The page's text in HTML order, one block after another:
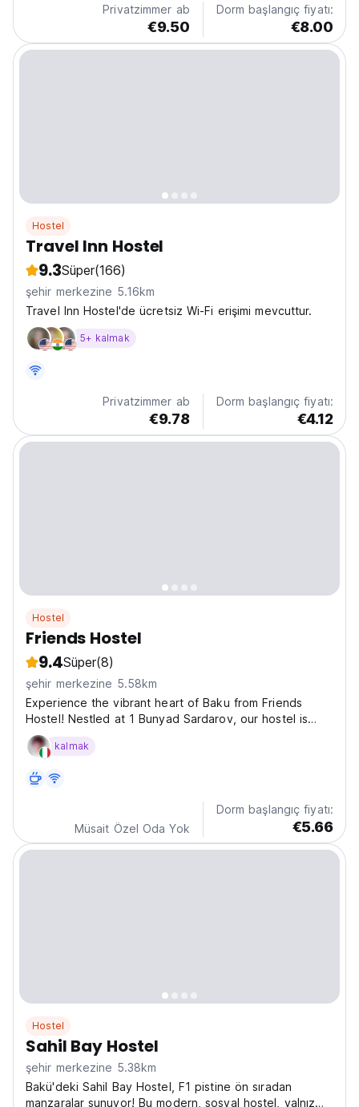
Privatzimmer ab
€9.50
Dorm başlangıç fiyatı:
€8.00
Hostel
Travel Inn Hostel
9.3Süper(166)
şehir merkezine 5.16km
Travel Inn Hostel'de ücretsiz Wi-Fi erişimi mevcuttur.
5+ kalmak
Privatzimmer ab
€9.78
Dorm başlangıç fiyatı:
€4.12
Hostel
Friends Hostel
9.4Süper(8)
şehir merkezine 5.58km
Experience the vibrant heart of Baku from Friends
Hostel! Nestled at 1 Bunyad Sardarov, our hostel is
your cozy and stylish home base for exploring the
captivating city of Baku, Azerbaijan. We offer a
kalmak
Müsait Özel Oda Yok
Dorm başlangıç fiyatı:
€5.66
Hostel
Sahil Bay Hostel
şehir merkezine 5.38km
Bakü'deki Sahil Bay Hostel, F1 pistine ön sıradan
manzaralar sunuyor! Bu modern, sosyal hostel, yalnız